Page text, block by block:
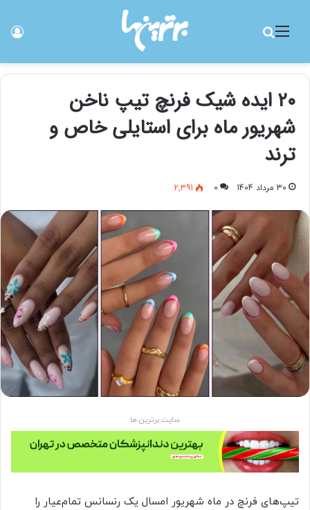
منو
۲۰ ایده شیک فرنچ تیپ ناخن
شهریور ماه برای استایلی خاص و
ترند
30 مرداد 1404 0
2,391
سایت برترین ها
تیپ‌های فرنچ در ماه شهریور امسال یک رنسانس تمام‌عیار را